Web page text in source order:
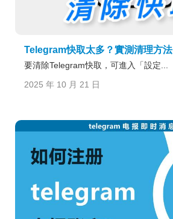
Telegram快取太多？實測清理方法
要清除Telegram快取，可進入「設定...
2025 年 10 月 21 日